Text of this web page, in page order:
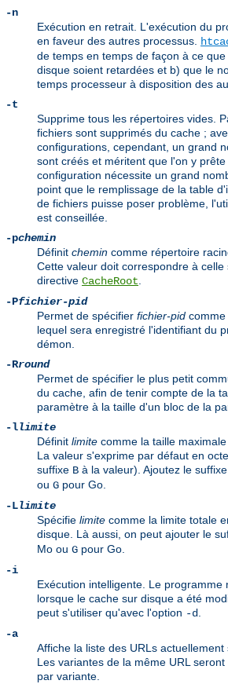
-n
Exécution en retrait. L'exécution du
en faveur des autres processus.
de temps en temps de façon à ce
disque soient retardées et b) que le
temps processeur à disposition des
-t
Supprime tous les répertoires vides.
fichiers sont supprimés du cache ;
configurations, cependant, un grand
sont créés et méritent que l'on y
configuration nécessite un grand
point que le remplissage de la table
de fichiers puisse poser problème,
est conseillée.
-pchemin
Définit chemin comme répertoire
Cette valeur doit correspondre à celle
directive CacheRoot.
-Pfichier-pid
Permet de spécifier fichier-pid
lequel sera enregistré l'identifiant du
démon.
-Rround
Permet de spécifier le plus petit
du cache, afin de tenir compte de la
paramètre à la taille d'un bloc de la
-llimite
Définit limite comme la taille
La valeur s'exprime par défaut en
suffixe B à la valeur). Ajoutez le suffixe
ou G pour Go.
-Llimite
Spécifie limite comme la limite totale
disque. Là aussi, on peut ajouter le
Mo ou G pour Go.
-i
Exécution intelligente. Le programme
lorsque le cache sur disque a été
peut s'utiliser qu'avec l'option -d.
-a
Affiche la liste des URLs
Les variantes de la même URL
par variante.